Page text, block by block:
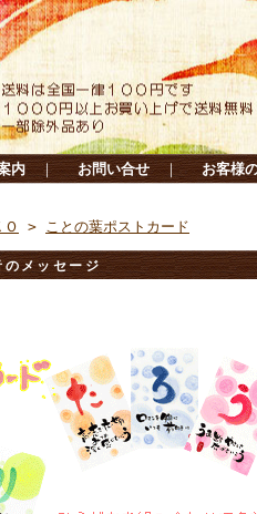
内 ｜ お問い合せ ｜ お客様
Ｏ > ことの葉ポストカード
メッセージ